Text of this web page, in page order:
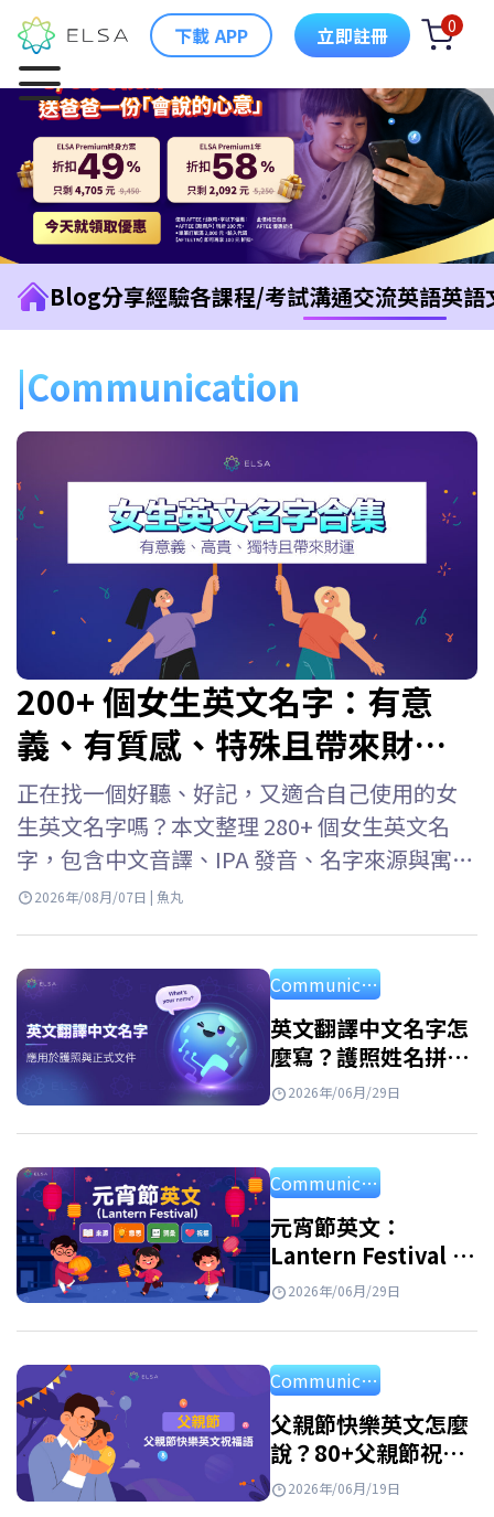
下載 APP 立即註冊 0
Blog分享經驗各課程/考試溝通交流英語英語
Communication
200+ 個女生英文名字：有意
義、有質感、特殊且帶來財
富！
正在找一個好聽、好記，又適合自己使用的女
生英文名字嗎？本文整理 280+ 個女生英文名
字，包含中文音譯、IPA 發音、名字來源與寓
意，並依照熱門、優雅、職場、冷門及個性風
選擇。 最適合你的英文名字女 想找到最適合你
的英文名字女嗎？其實從美国女性名字或者英
国女性名字中尋找靈感是一個很好的方法。許
多名字不僅好聽、好記，也帶有優雅又自信的
Alice 高貴、優雅 愛麗絲 Amelia 勤奮、努力 艾
蜜莉亞…
2026年/08月/07日 | 魚丸
Communication
英文翻譯中文名字怎
麼寫？護照姓名拼音
規則與常見名字對照
2026年/06月/29日
Communication
元宵節英文：
Lantern Festival 的
由來、英文介紹、單
2026年/06月/29日
Communication
父親節快樂英文怎麼
說？80+父親節祝福
語英文、佳句與短文
2026年/06月/19日